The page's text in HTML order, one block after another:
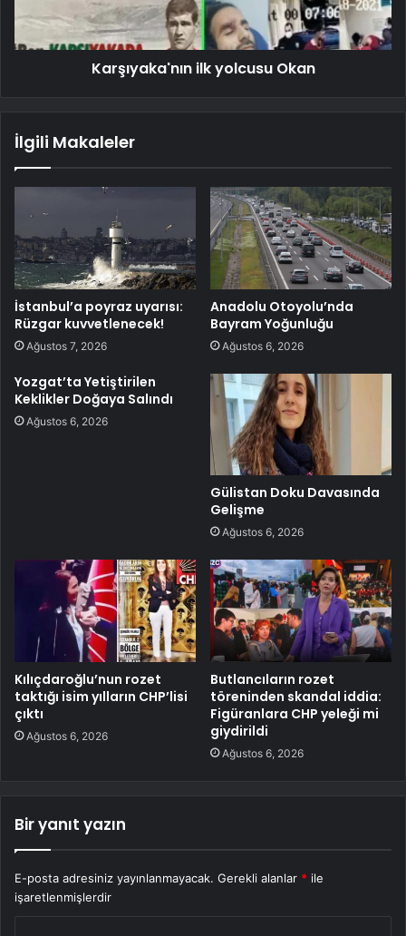
Karşıyaka'nın ilk yolcusu Okan
İlgili Makaleler
İstanbul’a poyraz uyarısı:
Rüzgar kuvvetlenecek!
Ağustos 7, 2026
Anadolu Otoyolu’nda
Bayram Yoğunluğu
Ağustos 6, 2026
Yozgat’ta Yetiştirilen
Keklikler Doğaya Salındı
Ağustos 6, 2026
Gülistan Doku Davasında
Gelişme
Ağustos 6, 2026
Kılıçdaroğlu’nun rozet
taktığı isim yılların CHP’lisi
çıktı
Ağustos 6, 2026
Butlancıların rozet
töreninden skandal iddia:
Figüranlara CHP yeleği mi
giydirildi
Ağustos 6, 2026
Bir yanıt yazın
E-posta adresiniz yayınlanmayacak. Gerekli alanlar * ile
işaretlenmişlerdir